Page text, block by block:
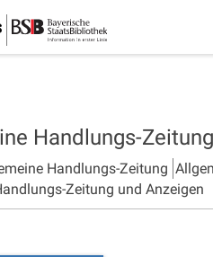
Handlungs-Zeitung
Handlungs-Zeitung
Zeitung und Anzeigen